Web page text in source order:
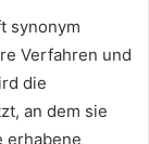
synonym
Verfahren und
die
an dem sie
erhabene